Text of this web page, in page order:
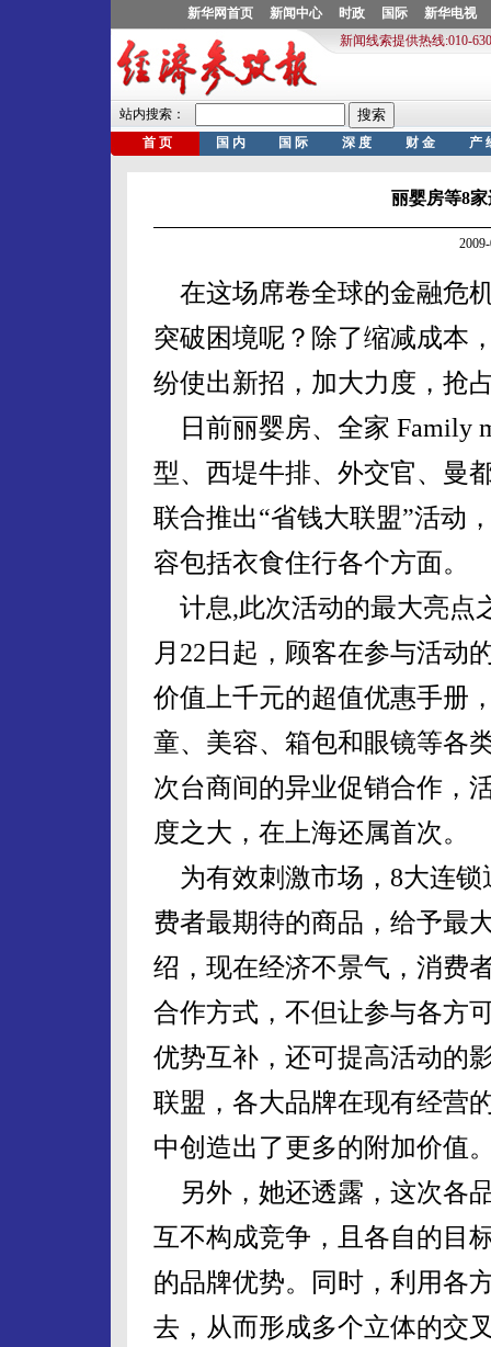
丽婴房等8
在这场席卷全球的金融危
突破困境呢？除了缩减成本
纷使出新招，加大力度，抢
日前丽婴房、全家 Family
型、西堤牛排、外交官、曼
联合推出“省钱大联盟”活动
容包括衣食住行各个方面。
计息,此次活动的最大亮点
月22日起，顾客在参与活动
价值上千元的超值优惠手册
童、美容、箱包和眼镜等各
次台商间的异业促销合作，
度之大，在上海还属首次。
为有效刺激市场，8大连锁
费者最期待的商品，给予最
绍，现在经济不景气，消费
合作方式，不但让参与各方
优势互补，还可提高活动的
联盟，各大品牌在现有经营
中创造出了更多的附加价值
另外，她还透露，这次各
互不构成竞争，且各自的目
的品牌优势。同时，利用各
去，从而形成多个立体的交